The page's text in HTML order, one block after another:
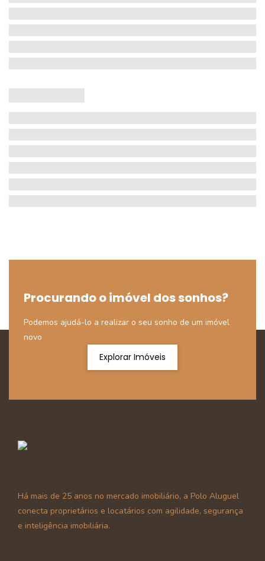
Procurando o imóvel dos sonhos?
Podemos ajudá-lo a realizar o seu sonho de um imóvel
novo
Explorar Imóveis
Há mais de 25 anos no mercado imobiliário, a Polo Aluguel
conecta proprietários e locatários com agilidade, segurança
e inteligência imobiliária.